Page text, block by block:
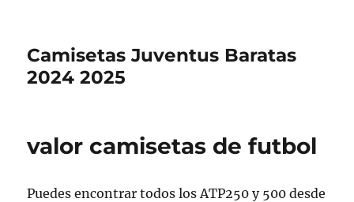
Camisetas Juventus Baratas
2024 2025
valor camisetas de futbol
Puedes encontrar todos los ATP250 y 500 desde